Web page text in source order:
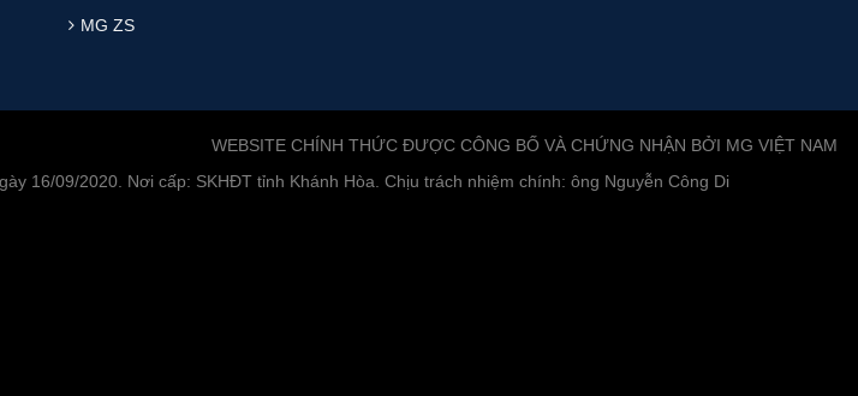
MG ZS
WEBSITE CHÍNH THỨC ĐƯỢC CÔNG BỐ VÀ CHỨNG NHẬN BỞI MG VIỆT NAM
16/09/2020. Nơi cấp: SKHĐT tỉnh Khánh Hòa. Chịu trách nhiệm chính: ông Nguyễn Công Di